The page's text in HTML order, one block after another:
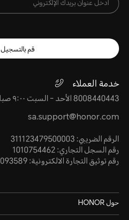
قم بالتسجيل
خدمة العملاء
8008440443 الأحد - السبت ٩:٠٠ صباحا - ٩:٠٠ مساءً
sa.support@honor.com
الرقم الضريبي: 311123479500003
رقم السجل التجاري: 1010754462
رقم توثيق التجارة الالكترونية: 0000093589
حول HONOR